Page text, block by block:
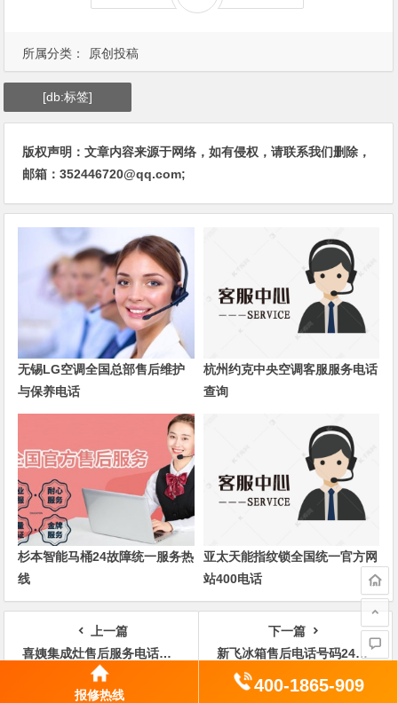
所属分类： 原创投稿
[db:标签]
版权声明：文章内容来源于网络，如有侵权，请联系我们删除，
邮箱：352446720@qq.com;
无锡LG空调全国总部售后维护
与保养电话
杭州约克中央空调客服服务电话
查询
杉本智能马桶24故障统一服务热
线
亚太天能指纹锁全国统一官方网
站400电话
上一篇
喜姨集成灶售后服务电话全国维修服务中心
下一篇
新飞冰箱售后电话号码24小时售后电话
报修热线 400-1865-909